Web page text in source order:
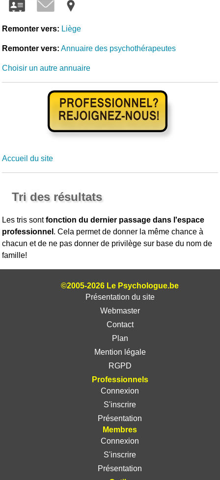
Remonter vers: Liège
Remonter vers: Annuaire des psychothérapeutes
Choisir un autre annuaire
Accueil du site
Tri des résultats
Les tris sontfonction du dernier passage dans l'espace
professionnel . Cela permet de donner la même chance à
chacun et de ne pas donner de privilège sur base du nom de
famille!
©2005-2026 Le Psychologue.be
Présentation du site
Webmaster
Contact
Plan
Mention légale
RGPD
Professionnels
Connexion
S'inscrire
Présentation
Membres
Connexion
S'inscrire
Présentation